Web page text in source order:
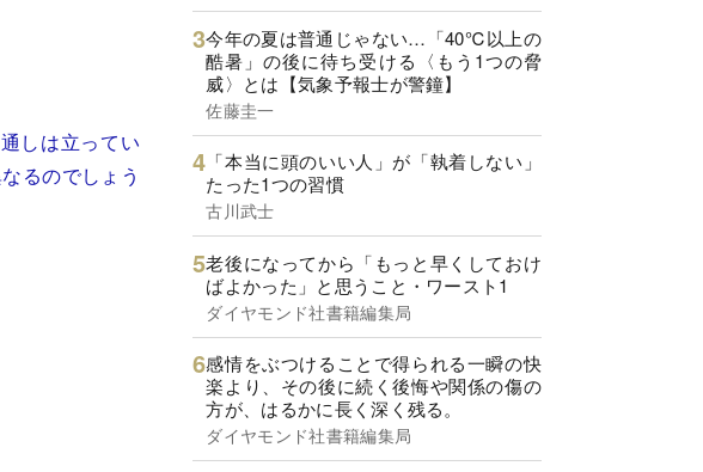
しは立ってい
るのでしょう
今年の夏は普通じゃない…「40℃以上の
酷暑」の後に待ち受ける〈もう1つの脅
威〉とは【気象予報士が警鐘】
佐藤圭一
「本当に頭のいい人」が「執着しない」
たった1つの習慣
古川武士
老後になってから「もっと早くしておけ
ばよかった」と思うこと・ワースト1
ダイヤモンド社書籍編集局
感情をぶつけることで得られる一瞬の快
楽より、その後に続く後悔や関係の傷の
方が、はるかに長く深く残る。
ダイヤモンド社書籍編集局